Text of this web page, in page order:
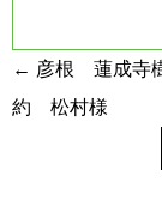
投
稿
← 彦根 蓮成寺
約 松村様